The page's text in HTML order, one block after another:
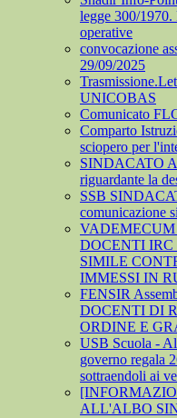
legge 300/
operative
convocazione
29/09/2025
UNICOBAS
Comunicato
Comparto
sciopero per
SINDACATO
riguardante la
SSB
comunicazione
VADEMECUM
DOCENTI
SIMILE
IMMESSI IN
FENSIR
DOCENTI DI
ORDINE E
USB Scuola -
governo regala
sottraendoli ai
ALL'ALBO